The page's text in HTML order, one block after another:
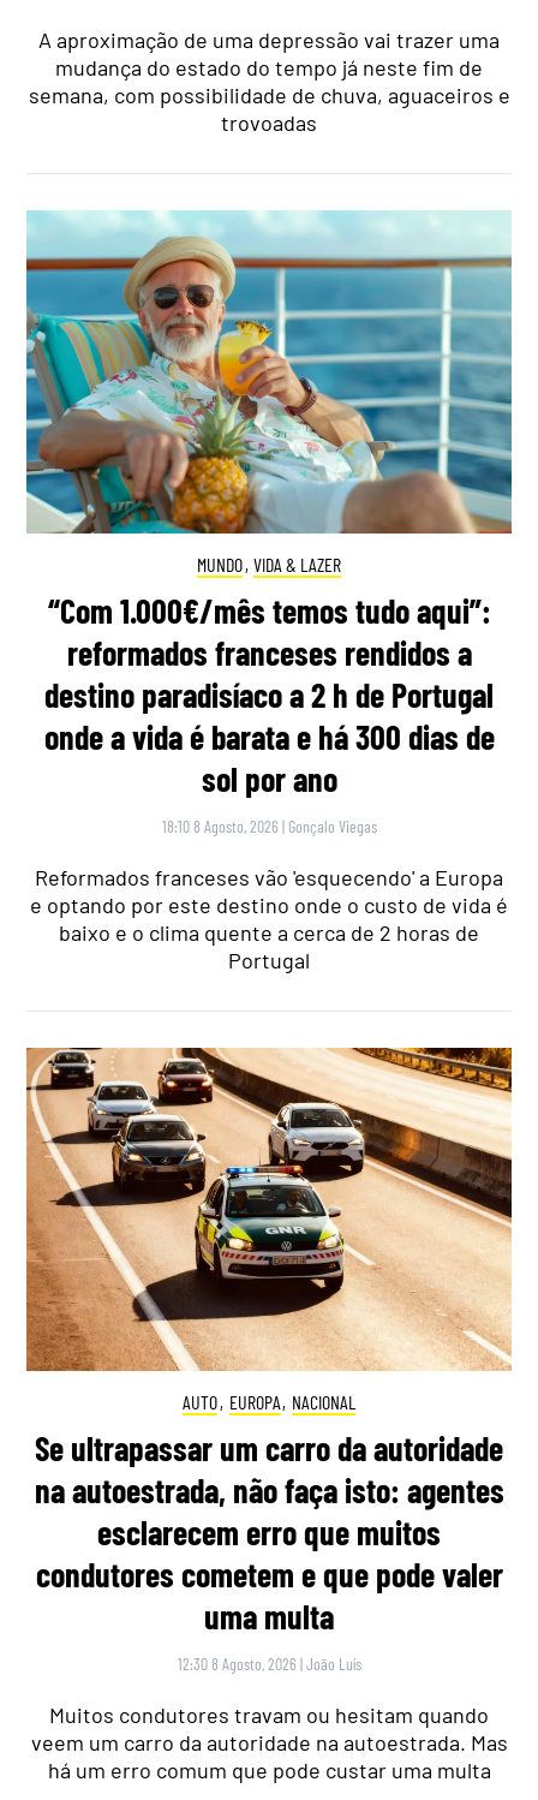
A aproximação de uma depressão vai trazer uma
mudança do estado do tempo já neste fim de
semana, com possibilidade de chuva, aguaceiros e
trovoadas
MUNDO, VIDA & LAZER
“Com 1.000€/mês temos tudo aqui”:
reformados franceses rendidos a
destino paradisíaco a 2 h de Portugal
onde a vida é barata e há 300 dias de
sol por ano
18:10 8 Agosto, 2026 | Gonçalo Viegas
Reformados franceses vão 'esquecendo' a Europa
e optando por este destino onde o custo de vida é
baixo e o clima quente a cerca de 2 horas de
Portugal
AUTO, EUROPA, NACIONAL
Se ultrapassar um carro da autoridade
na autoestrada, não faça isto: agentes
esclarecem erro que muitos
condutores cometem e que pode valer
uma multa
12:30 8 Agosto, 2026 |João Luís
Muitos condutores travam ou hesitam quando
veem um carro da autoridade na autoestrada. Mas
há um erro comum que pode custar uma multa